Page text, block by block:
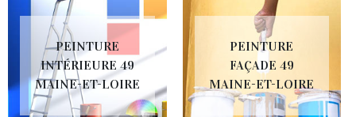
PEINTURE
INTÉRIEURE 49
MAINE-ET-LOIRE
PEINTURE
FAÇADE 49
MAINE-ET-LOIRE